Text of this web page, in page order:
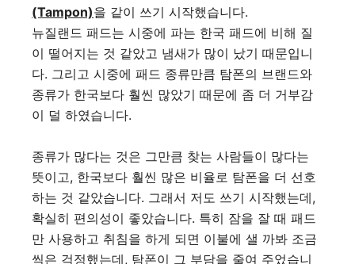
(Tampon)을 같이 쓰기 시작했습니다.
뉴질랜드 패드는 시중에 파는 한국 패드에 비해 질
이 떨어지는 것 같았고 냄새가 많이 났기 때문입니
다. 그리고 시중에 패드 종류만큼 탐폰의 브랜드와
종류가 한국보다 훨씬 많았기 때문에 좀 더 거부감
이 덜 하였습니다.
종류가 많다는 것은 그만큼 찾는 사람들이 많다는
뜻이고, 한국보다 훨씬 많은 비율로 탐폰을 더 선호
하는 것 같았습니다. 그래서 저도 쓰기 시작했는데,
확실히 편의성이 좋았습니다. 특히 잠을 잘 때 패드
만 사용하고 취침을 하게 되면 이불에 샐 까봐 조금
씩은 걱정했는데, 탐폰이 그 부담을 줄여 주었습니